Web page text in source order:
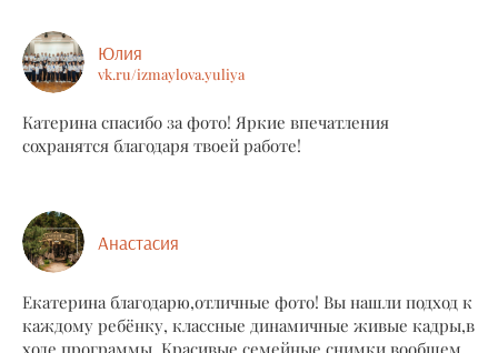
Юлия
vk.ru/izmaylova.yuliya
Катерина спасибо за фото! Яркие впечатления
сохранятся благодаря твоей работе!
Анастасия
Екатерина благодарю,отличные фото! Вы нашли подход к
каждому ребёнку, классные динамичные живые кадры,в
ходе программы. Красивые семейные снимки,вообщем